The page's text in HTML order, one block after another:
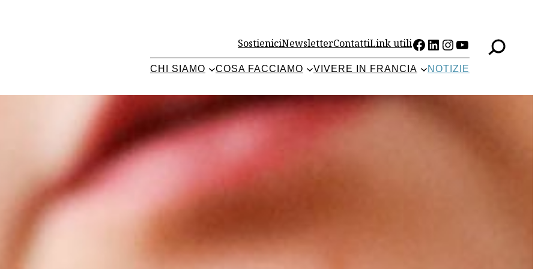
SostieniciNewsletterContattiLink utiliFacebook
LinkedIn
Instagram
YouTube
CHI SIAMO COSA FACCIAMO VIVERE IN FRANCIA NOTIZIE